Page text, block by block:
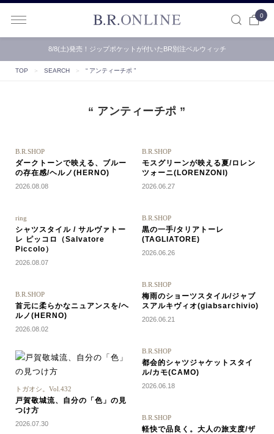
0
8/8(土)発売！ジップポケットが付いたBR別注ベルウィッチ
TOP ＞ SEARCH ＞ “ アンティーチポ ”
“ アンティーチポ ”
B.R.SHOP
ダークトーンで映える、ブルー
の存在感/ヘルノ(HERNO)
2026.08.08
ring
シャツスタイル / サルヴァトー
レ ピッコロ（Salvatore
Piccolo）
2026.08.07
B.R.SHOP
首元に柔らかなニュアンスを/ヘ
ルノ(HERNO)
2026.08.02
トガオシ。Vol.432
戸賀敬城流、自分の「色」の見
つけ方
2026.07.30
B.R.SHOP
モスグリーンが映える夏/ロレン
ツォーニ(LORENZONI)
2026.06.27
B.R.SHOP
黒の一手/タリアトーレ
(TAGLIATORE)
2026.06.26
B.R.SHOP
梅雨のショーツスタイル/ジャブ
スアルキヴィオ(giabsarchivio)
2026.06.21
B.R.SHOP
都会的シャツジャケットスタイ
ル/カモ(CAMO)
2026.06.18
B.R.SHOP
軽快で品良く。大人の旅支度/ザ